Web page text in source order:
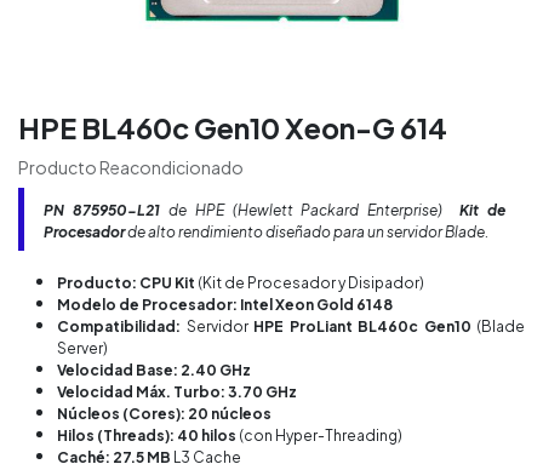
HPE BL460c Gen10 Xeon-G 614
Producto Reacondicionado
PN 875950-L21de HPE (Hewlett Packard Enterprise)Kit de
Procesadorde alto rendimiento diseñado para un servidor Blade.
Producto: CPU Kit (Kit de Procesador y Disipador)
Modelo de Procesador: Intel Xeon Gold 6148
Compatibilidad: Servidor HPE ProLiant BL460c Gen10 (Blade
Server)
Velocidad Base: 2.40 GHz
Velocidad Máx. Turbo: 3.70 GHz
Núcleos (Cores): 20 núcleos
Hilos (Threads): 40 hilos (con Hyper-Threading)
Caché: 27.5 MB L3 Cache